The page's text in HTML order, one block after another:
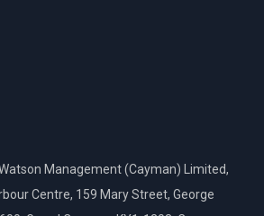
Management (Cayman) Limited,
Centre, 159 Mary Street, George